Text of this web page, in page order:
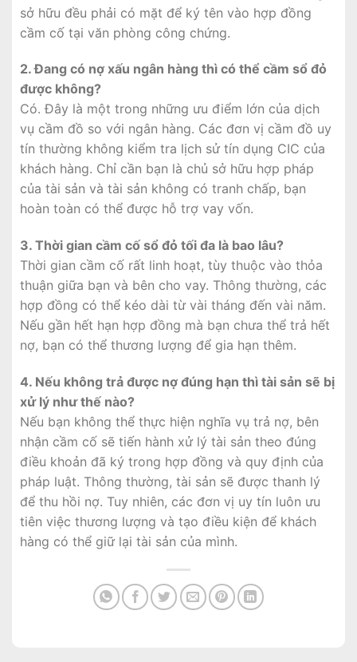
sở hữu đều phải có mặt để ký tên vào hợp đồng
cầm cố tại văn phòng công chứng.
2. Đang có nợ xấu ngân hàng thì có thể cầm sổ đỏ
được không?
Có. Đây là một trong những ưu điểm lớn của dịch
vụ cầm đồ so với ngân hàng. Các đơn vị cầm đồ uy
tín thường không kiểm tra lịch sử tín dụng CIC của
khách hàng. Chỉ cần bạn là chủ sở hữu hợp pháp
của tài sản và tài sản không có tranh chấp, bạn
hoàn toàn có thể được hỗ trợ vay vốn.
3. Thời gian cầm cố sổ đỏ tối đa là bao lâu?
Thời gian cầm cố rất linh hoạt, tùy thuộc vào thỏa
thuận giữa bạn và bên cho vay. Thông thường, các
hợp đồng có thể kéo dài từ vài tháng đến vài năm.
Nếu gần hết hạn hợp đồng mà bạn chưa thể trả hết
nợ, bạn có thể thương lượng để gia hạn thêm.
4. Nếu không trả được nợ đúng hạn thì tài sản sẽ bị
xử lý như thế nào?
Nếu bạn không thể thực hiện nghĩa vụ trả nợ, bên
nhận cầm cố sẽ tiến hành xử lý tài sản theo đúng
điều khoản đã ký trong hợp đồng và quy định của
pháp luật. Thông thường, tài sản sẽ được thanh lý
để thu hồi nợ. Tuy nhiên, các đơn vị uy tín luôn ưu
tiên việc thương lượng và tạo điều kiện để khách
hàng có thể giữ lại tài sản của mình.